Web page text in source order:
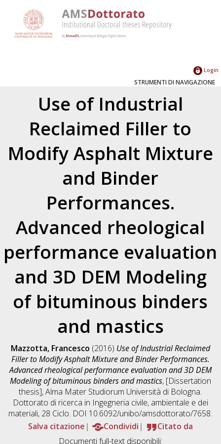
Login
STRUMENTI DI NAVIGAZIONE
Use of Industrial
Reclaimed Filler to
Modify Asphalt Mixture
and Binder
Performances.
Advanced rheological
performance evaluation
and 3D DEM Modeling
of bituminous binders
and mastics
Mazzotta, Francesco (2016) Use of Industrial Reclaimed
Filler to Modify Asphalt Mixture and Binder Performances.
Advanced rheological performance evaluation and 3D DEM
Modeling of bituminous binders and mastics, [Dissertation
thesis], Alma Mater Studiorum Università di Bologna.
Dottorato di ricerca in Ingegneria civile, ambientale e dei
materiali, 28 Ciclo. DOI 10.6092/unibo/amsdottorato/7658.
Salva citazione
Condividi
Citato da
Documenti full-text disponibili: